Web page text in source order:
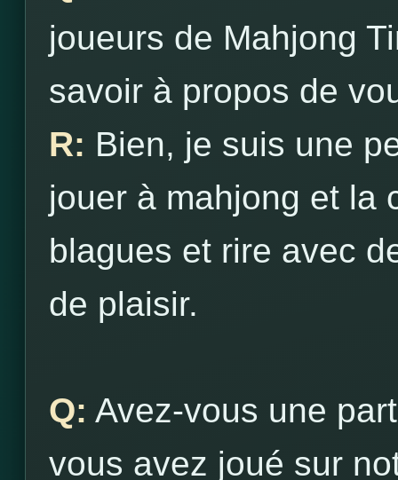
joueurs de Mahjong
savoir à propos de
R: Bien, je suis une
jouer à mahjong et la
blagues et rire avec
de plaisir.
Q: Avez-vous une
vous avez joué sur